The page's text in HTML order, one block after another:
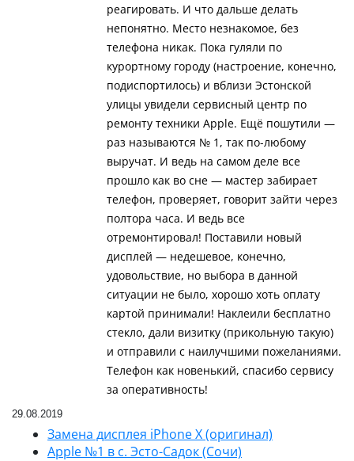
реагировать. И что дальше делать
непонятно. Место незнакомое, без
телефона никак. Пока гуляли по
курортному городу (настроение, конечно,
подиспортилось) и вблизи Эстонской
улицы увидели сервисный центр по
ремонту техники Apple. Ещё пошутили —
раз называются № 1, так по-любому
выручат. И ведь на самом деле все
прошло как во сне — мастер забирает
телефон, проверяет, говорит зайти через
полтора часа. И ведь все
отремонтировал! Поставили новый
дисплей — недешевое, конечно,
удовольствие, но выбора в данной
ситуации не было, хорошо хоть оплату
картой принимали! Наклеили бесплатно
стекло, дали визитку (прикольную такую)
и отправили с наилучшими пожеланиями.
Телефон как новенький, спасибо сервису
за оперативность!
29.08.2019
Замена дисплея iPhone X (оригинал)
Apple №1 в с. Эсто-Садок (Сочи)